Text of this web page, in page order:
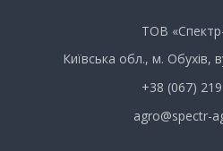
ТОВ
Київська обл., м. Обухів,
+38 (067)
agro@spectr-